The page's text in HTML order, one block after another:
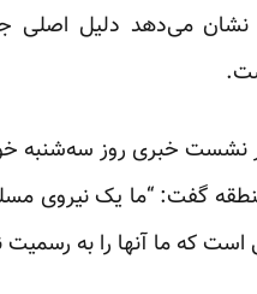
می‌دهد دلیل اصلی
خبری روز سه‌شنبه
گفت: “ما یک نیروی
که ما آنها را به